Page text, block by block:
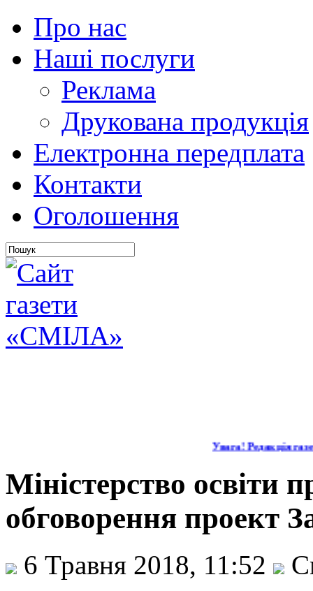
Про нас
Наші послуги
Реклама
Друкована продукція
Електронна передплата
Контакти
Оголошення
Увага! Редакція
Міністерство освіти
обговорення проект
6 Травня 2018, 11:52